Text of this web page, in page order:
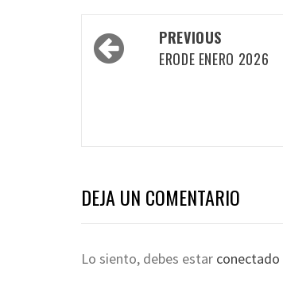
PREVIOUS
ERODE ENERO 2026
DEJA UN COMENTARIO
Lo siento, debes estar conectado